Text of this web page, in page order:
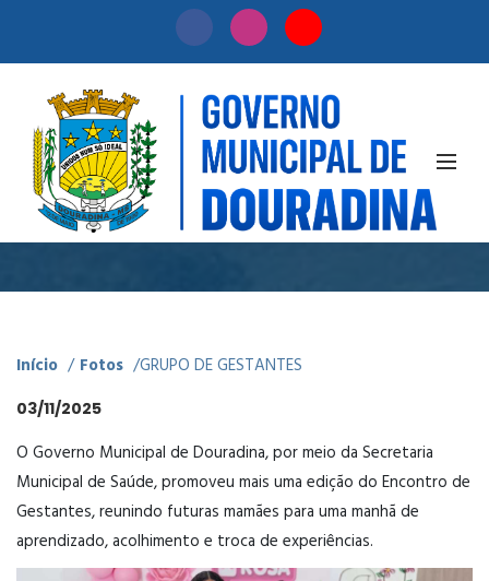
Fotos
GRUPO DE GESTANTES
Início / Fotos /GRUPO DE GESTANTES
03/11/2025
O Governo Municipal de Douradina, por meio da Secretaria
Municipal de Saúde, promoveu mais uma edição do Encontro de
Gestantes, reunindo futuras mamães para uma manhã de
aprendizado, acolhimento e troca de experiências.